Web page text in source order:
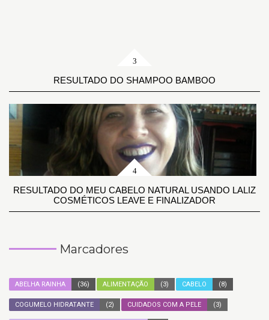
RESULTADO DO SHAMPOO BAMBOO
RESULTADO DO MEU CABELO NATURAL USANDO LALIZ
COSMÉTICOS LEAVE E FINALIZADOR
Marcadores
ABELHA RAINHA (36) ALIMENTAÇÃO (3) CABELO (8)
COGUMELO HIDRATANTE (2) CUIDADOS COM A PELE (3)